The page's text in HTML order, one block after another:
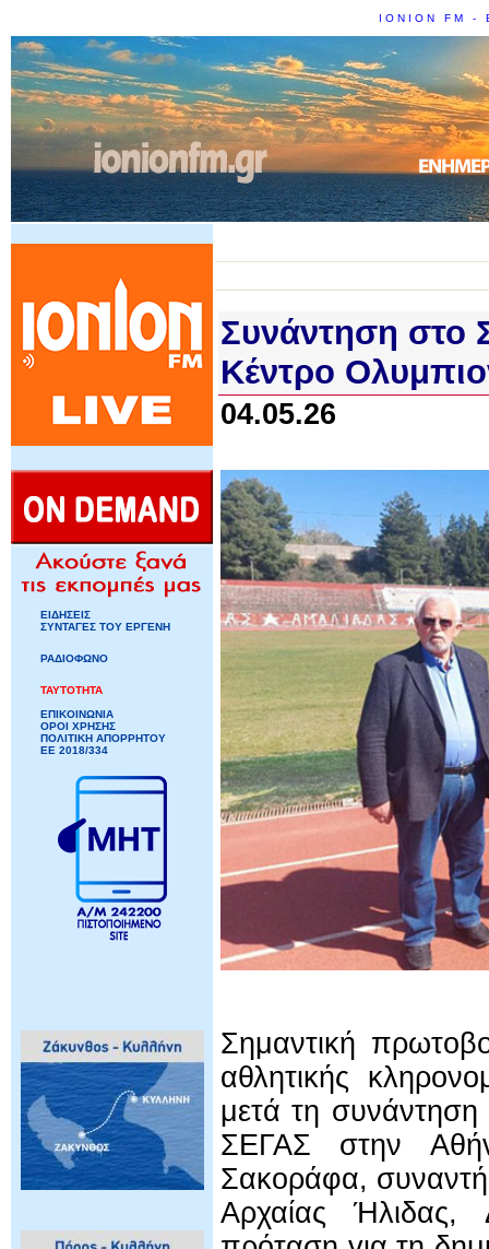
IONION FM -
ΕΙΔΗΣΕΙΣ
ΣΥΝΤΑΓΕΣ ΤΟΥ ΕΡΓΕΝΗ
ΡΑΔΙΟΦΩΝΟ
ΤΑΥΤΟΤΗΤΑ
ΕΠΙΚΟΙΝΩΝΙΑ
ΟΡΟΙ ΧΡΗΣΗΣ
ΠΟΛΙΤΙΚΗ ΑΠΟΡΡΗΤΟΥ
ΕΕ 2018/334
Συνάντηση στο
Κέντρο
04.05.26
Σημαντική
αθλητικής
μετά τη
ΣΕΓΑΣ στην
Σακοράφα,
Αρχαίας Ήλιδας,